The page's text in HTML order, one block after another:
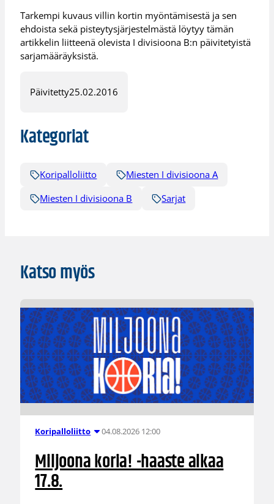
Tarkempi kuvaus villin kortin myöntämisestä ja sen
ehdoista sekä pisteytysjärjestelmästä löytyy tämän
artikkelin liitteenä olevista I divisioona B:n päivitetyistä
sarjamääräyksistä.
Päivitetty25.02.2016
Kategoriat
Koripalloliitto
Miesten I divisioona A
Miesten I divisioona B
Sarjat
Katso myös
Koripalloliitto 04.08.2026 12:00
Miljoona koria! -haaste alkaa
17.8.